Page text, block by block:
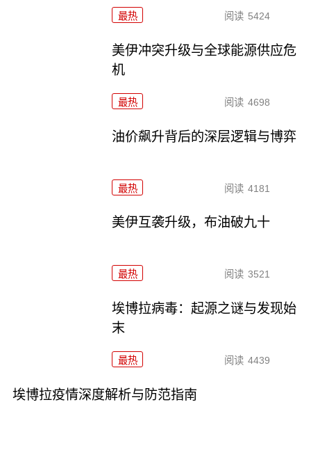
最热 阅读 5424
美伊冲突升级与全球能源供应危
机
最热 阅读 4698
油价飙升背后的深层逻辑与博弈
最热 阅读 4181
美伊互袭升级，布油破九十
最热 阅读 3521
埃博拉病毒：起源之谜与发现始
末
最热 阅读 4439
埃博拉疫情深度解析与防范指南